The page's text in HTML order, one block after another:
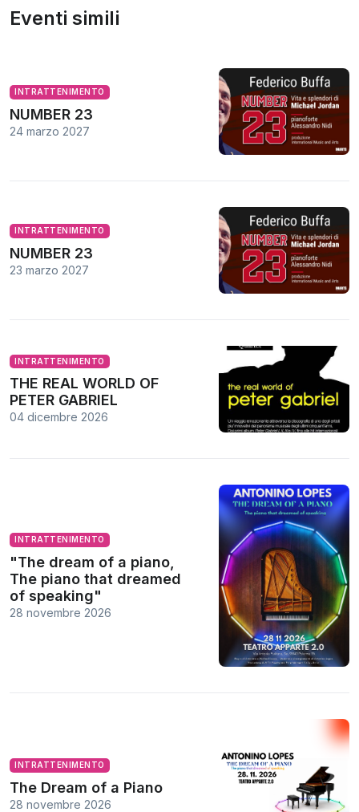
Eventi simili
INTRATTENIMENTO
NUMBER 23
24 marzo 2027
INTRATTENIMENTO
NUMBER 23
23 marzo 2027
INTRATTENIMENTO
THE REAL WORLD OF
PETER GABRIEL
04 dicembre 2026
INTRATTENIMENTO
"The dream of a piano,
The piano that dreamed
of speaking"
28 novembre 2026
INTRATTENIMENTO
The Dream of a Piano
28 novembre 2026